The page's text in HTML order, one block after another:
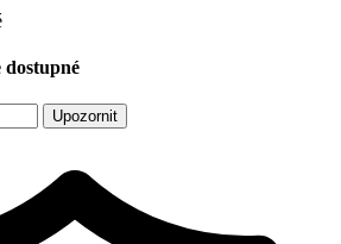
dostupné
Upozornit